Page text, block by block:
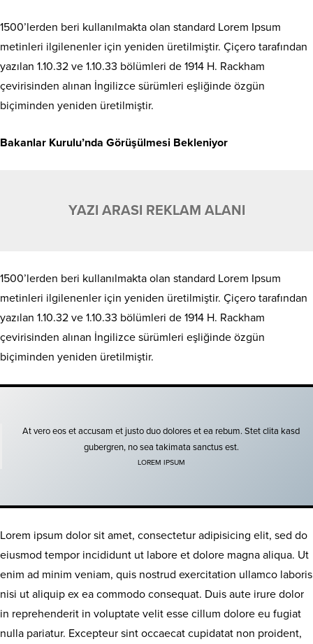
1500’lerden beri kullanılmakta olan standard Lorem Ipsum
metinleri ilgilenenler için yeniden üretilmiştir. Çiçero tarafından
yazılan 1.10.32 ve 1.10.33 bölümleri de 1914 H. Rackham
çevirisinden alınan İngilizce sürümleri eşliğinde özgün
biçiminden yeniden üretilmiştir.
Bakanlar Kurulu’nda Görüşülmesi Bekleniyor
YAZI ARASI REKLAM ALANI
1500’lerden beri kullanılmakta olan standard Lorem Ipsum
metinleri ilgilenenler için yeniden üretilmiştir. Çiçero tarafından
yazılan 1.10.32 ve 1.10.33 bölümleri de 1914 H. Rackham
çevirisinden alınan İngilizce sürümleri eşliğinde özgün
biçiminden yeniden üretilmiştir.
At vero eos et accusam et justo duo dolores et ea rebum. Stet clita kasd
gubergren, no sea takimata sanctus est.
LOREM IPSUM
Lorem ipsum dolor sit amet, consectetur adipisicing elit, sed do
eiusmod tempor incididunt ut labore et dolore magna aliqua. Ut
enim ad minim veniam, quis nostrud exercitation ullamco laboris
nisi ut aliquip ex ea commodo consequat. Duis aute irure dolor
in reprehenderit in voluptate velit esse cillum dolore eu fugiat
nulla pariatur. Excepteur sint occaecat cupidatat non proident,